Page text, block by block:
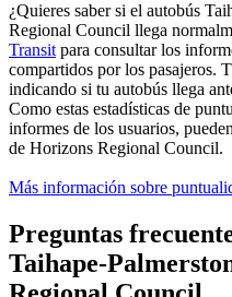
¿Quieres saber si el autobús
Regional Council llega
Transit para consultar los
compartidos por los pasajeros.
indicando si tu autobús llega
Como estas estadísticas de
informes de los usuarios,
de Horizons Regional Council.
Más información sobre
Preguntas
Taihape-